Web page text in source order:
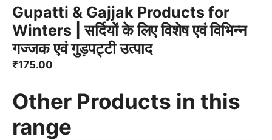
Gupatti & Gajjak Products for
Winters | सर्दियों के लिए विशेष एवं विभिन्न
गज्जक एवं गुड़पट्टी उत्पाद
₹175.00
Other Products in this
range